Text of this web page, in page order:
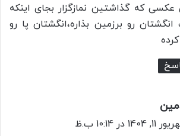
عکسی که گذاشتین نمازگزار بجای اینکه
انگشتان رو برزمین بذاره،انگشتان پا رو
ف 1404 در 10:14 ب.ظ